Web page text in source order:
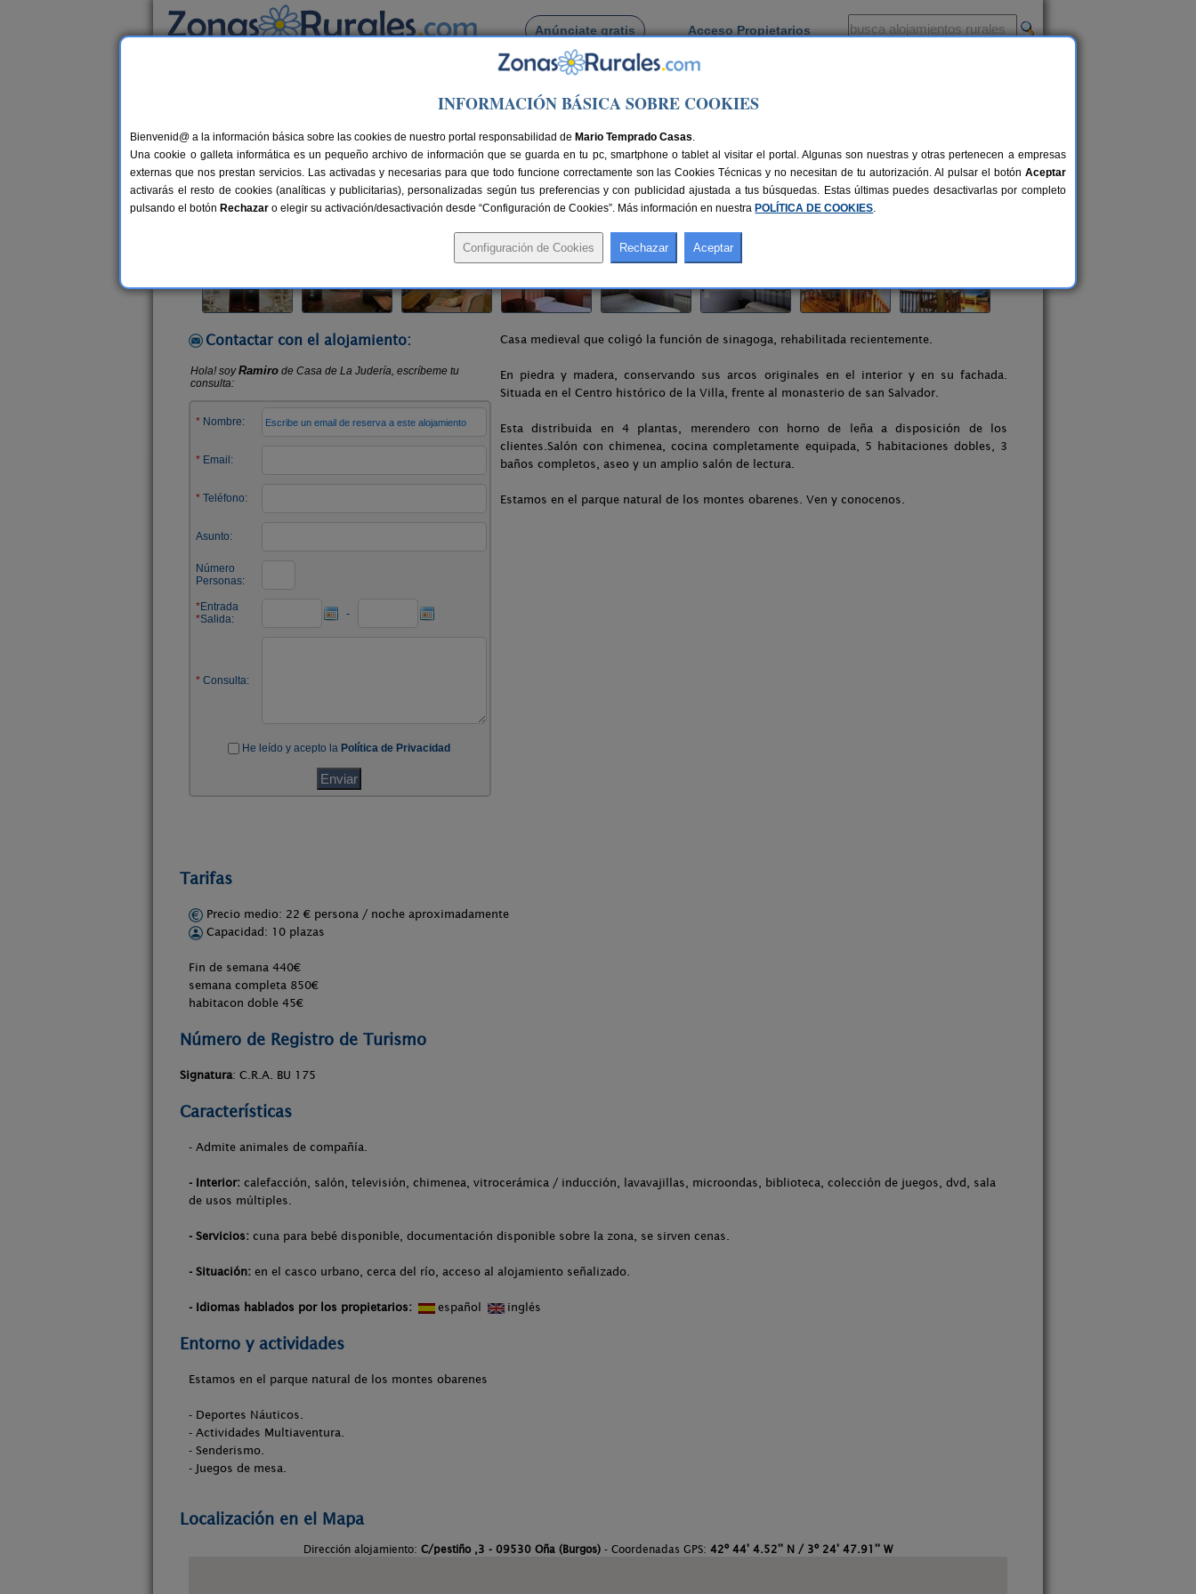
Anúnciate gratis Acceso Propietarios
Busca por pueblo
> Casa de La Judería
Casa de La Judería
Casa Rural en Oña (Burgos)
Alquiler completo y por habitaciones 10 plazas 55 km de Burgos Compartir:
Contactar con el alojamiento: Casa medieval que coligó la función de sinagoga, rehabilitada recientemente.
En piedra y madera, conservando sus arcos originales en el interior y en su fachada.
Situada en el Centro histórico de la Villa, frente al monasterio de san Salvador.
Esta distribuida en 4 plantas, merendero con horno de leña a disposición de los
clientes.Salón con chimenea, cocina completamente equipada, 5 habitaciones dobles, 3
baños completos, aseo y un amplio salón de lectura.
Estamos en el parque natural de los montes obarenes. Ven y conocenos.
Tarifas
Precio medio: 22 € persona / noche aproximadamente
Capacidad: 10 plazas
Fin de semana 440€
semana completa 850€
habitacon doble 45€
Número de Registro de Turismo
Signatura: C.R.A. BU 175
Características
- Admite animales de compañía.
- Interior: calefacción, salón, televisión, chimenea, vitrocerámica / inducción, lavavajillas, microondas, biblioteca, colección de juegos, dvd, sala
de usos múltiples.
- Servicios: cuna para bebé disponible, documentación disponible sobre la zona, se sirven cenas.
- Situación: en el casco urbano, cerca del río, acceso al alojamiento señalizado.
- Idiomas hablados por los propietarios: español inglés
Entorno y actividades
Estamos en el parque natural de los montes obarenes
- Deportes Náuticos.
- Actividades Multiaventura.
- Senderismo.
- Juegos de mesa.
Localización en el Mapa
Dirección alojamiento: C/pestiño ,3 - 09530 Oña (Burgos) - Coordenadas GPS: 42º 44' 4.52'' N / 3º 24' 47.91'' W
INFORMACIÓN BÁSICA SOBRE COOKIES
Bienvenid@ a la información básica sobre las cookies de nuestro portal responsabilidad de Mario Temprado Casas.
Una cookie o galleta informática es un pequeño archivo de información que se guarda en tu pc, smartphone o tablet al visitar el portal. Algunas son nuestras y otras pertenecen a empresas
externas que nos prestan servicios. Las activadas y necesarias para que todo funcione correctamente son las Cookies Técnicas y no necesitan de tu autorización. Al pulsar el botón Aceptar
activarás el resto de cookies (analíticas y publicitarias), personalizadas según tus preferencias y con publicidad ajustada a tus búsquedas. Estas últimas puedes desactivarlas por completo
pulsando el botón Rechazar o elegir su activación/desactivación desde “Configuración de Cookies”. Más información en nuestra POLÍTICA DE COOKIES.